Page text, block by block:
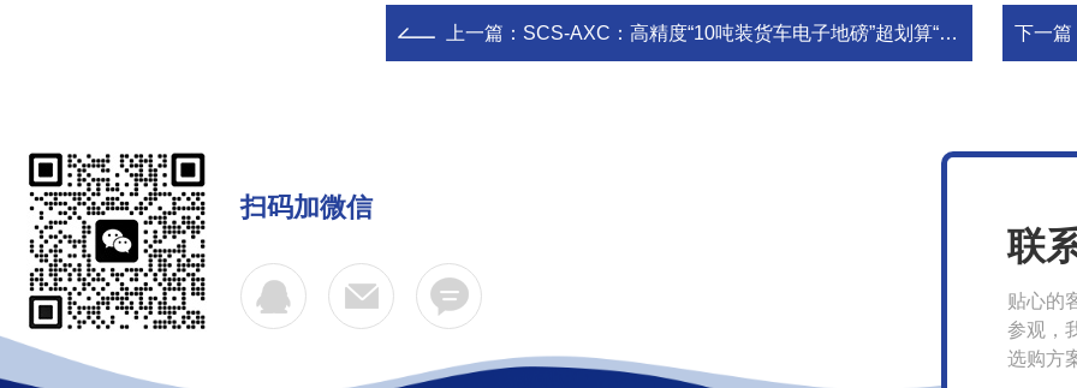
上一篇： SCS-AXC：高精度“10吨装货车电子地磅”超划算“200吨卡车国标过磅衡” 下一篇
扫码加微信
联
贴心的
参观，
选购方